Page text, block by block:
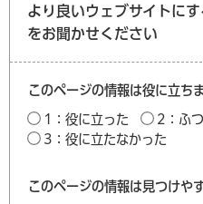
より良いウェブサイトに
をお聞かせください
このページの情報は役に立ち
1：役に立った
2：ふ
3：役に立たなかった
このページの情報は見つけや